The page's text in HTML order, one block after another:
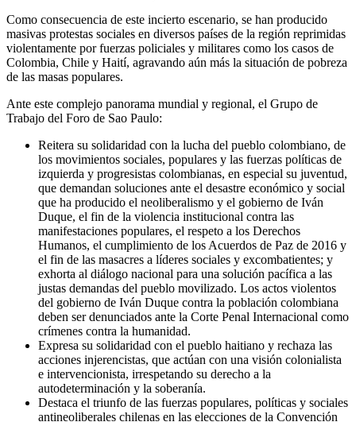
Como consecuencia de este incierto escenario, se han producido
masivas protestas sociales en diversos países de la región reprimidas
violentamente por fuerzas policiales y militares como los casos de
Colombia, Chile y Haití, agravando aún más la situación de pobreza
de las masas populares.
Ante este complejo panorama mundial y regional, el Grupo de
Trabajo del Foro de Sao Paulo:
Reitera su solidaridad con la lucha del pueblo colombiano, de
los movimientos sociales, populares y las fuerzas políticas de
izquierda y progresistas colombianas, en especial su juventud,
que demandan soluciones ante el desastre económico y social
que ha producido el neoliberalismo y el gobierno de Iván
Duque, el fin de la violencia institucional contra las
manifestaciones populares, el respeto a los Derechos
Humanos, el cumplimiento de los Acuerdos de Paz de 2016 y
el fin de las masacres a líderes sociales y excombatientes; y
exhorta al diálogo nacional para una solución pacífica a las
justas demandas del pueblo movilizado. Los actos violentos
del gobierno de Iván Duque contra la población colombiana
deben ser denunciados ante la Corte Penal Internacional como
crímenes contra la humanidad.
Expresa su solidaridad con el pueblo haitiano y rechaza las
acciones injerencistas, que actúan con una visión colonialista
e intervencionista, irrespetando su derecho a la
autodeterminación y la soberanía.
Destaca el triunfo de las fuerzas populares, políticas y sociales
antineoliberales chilenas en las elecciones de la Convención